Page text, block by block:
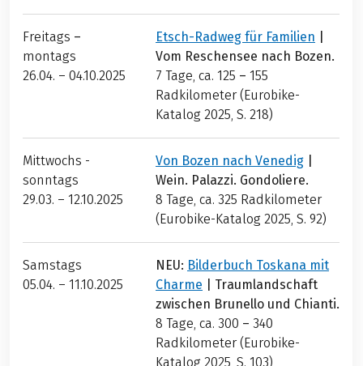
Freitags –
montags
26.04. – 04.10.2025
Etsch-Radweg für Familien
Vom Reschensee nach Bozen.
7 Tage, ca. 125 – 155
Radkilometer (Eurobike-
Katalog 2025, S. 218)
Mittwochs -
sonntags
29.03. – 12.10.2025
Von Bozen nach Venedig
Wein. Palazzi. Gondoliere.
8 Tage, ca. 325 Radkilometer
(Eurobike-Katalog 2025, S. 92)
Samstags
05.04. – 11.10.2025
NEU: Bilderbuch Toskana mit
Charme
| Traumlandschaft
zwischen Brunello und Chianti.
8 Tage, ca. 300 – 340
Radkilometer (Eurobike-
Katalog 2025, S. 103)